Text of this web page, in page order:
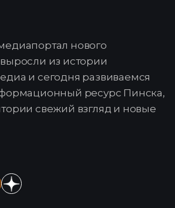
нового
из истории
и сегодня развиваемся
ресурс Пинска,
свежий взгляд и новые